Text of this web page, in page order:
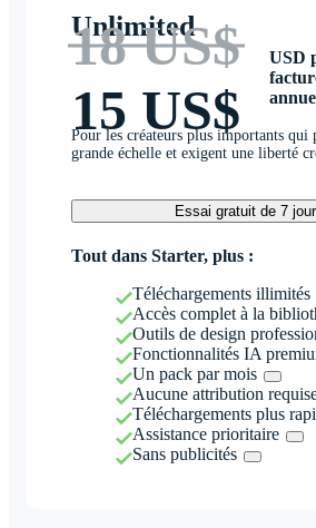
Unlimited
18 US$
15 US$
USD
Pour les créateurs plus importants qui
grande échelle et exigent une liberté
Essai gratuit de 7
Tout dans Starter, plus :
Téléchargements illimités
Accès complet à la
Outils de design
Fonctionnalités IA
Un pack par mois
Aucune attribution
Téléchargements plus
Assistance prioritaire
Sans publicités